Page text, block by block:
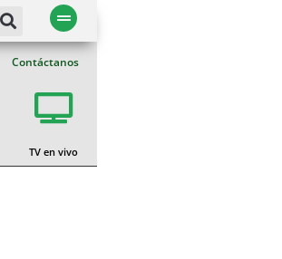
Contáctanos
TV en vivo